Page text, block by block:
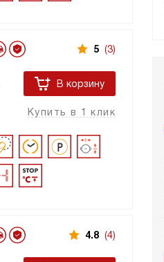
5 (3)
В корзину
Купить в 1 клик
4.8 (4)